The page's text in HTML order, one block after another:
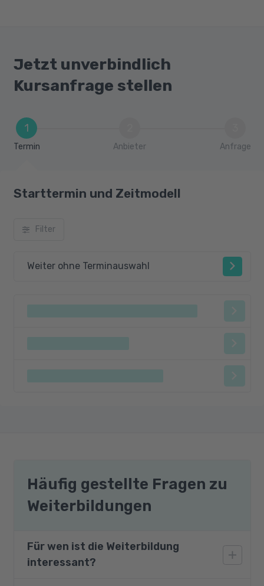
Jetzt unverbindlich
Kursanfrage stellen
1
Termin Anbieter Anfrage
Starttermin und Zeitmodell
Filter
Weiter ohne Terminauswahl
Häufig gestellte Fragen zu
Weiterbildungen
Für wen ist die Weiterbildung
interessant?